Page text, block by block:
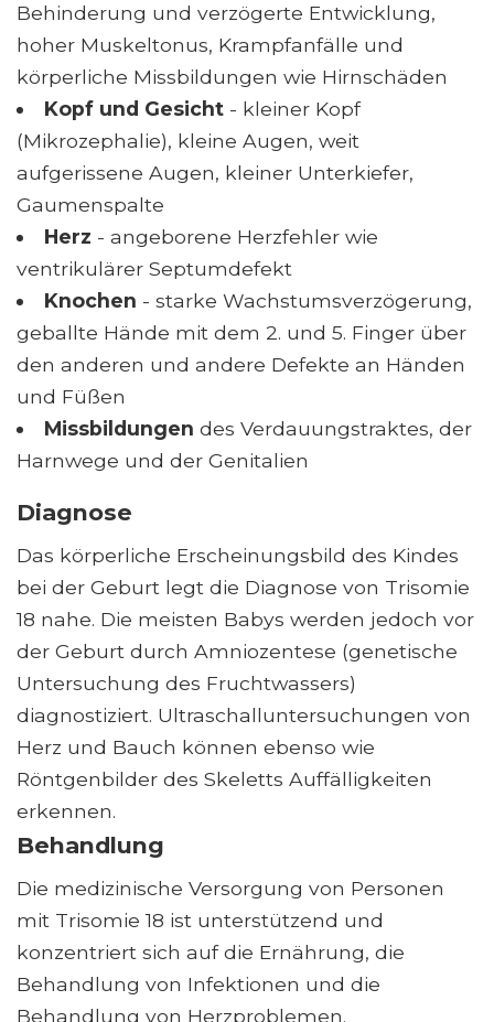
Behinderung und verzögerte Entwicklung,
hoher Muskeltonus, Krampfanfälle und
körperliche Missbildungen wie Hirnschäden
Kopf und Gesicht- kleiner Kopf
(Mikrozephalie), kleine Augen, weit
aufgerissene Augen, kleiner Unterkiefer,
Gaumenspalte
Herz - angeborene Herzfehler wie
ventrikulärer Septumdefekt
Knochen - starke Wachstumsverzögerung,
geballte Hände mit dem 2. und 5. Finger über
den anderen und andere Defekte an Händen
und Füßen
Missbildungen des Verdauungstraktes, der
Harnwege und der Genitalien
Diagnose
Das körperliche Erscheinungsbild des Kindes
bei der Geburt legt die Diagnose von Trisomie
18 nahe. Die meisten Babys werden jedoch vor
der Geburt durch Amniozentese (genetische
Untersuchung des Fruchtwassers)
diagnostiziert. Ultraschalluntersuchungen von
Herz und Bauch können ebenso wie
Röntgenbilder des Skeletts Auffälligkeiten
erkennen.
Behandlung
Die medizinische Versorgung von Personen
mit Trisomie 18 ist unterstützend und
konzentriert sich auf die Ernährung, die
Behandlung von Infektionen und die
Behandlung von Herzproblemen.